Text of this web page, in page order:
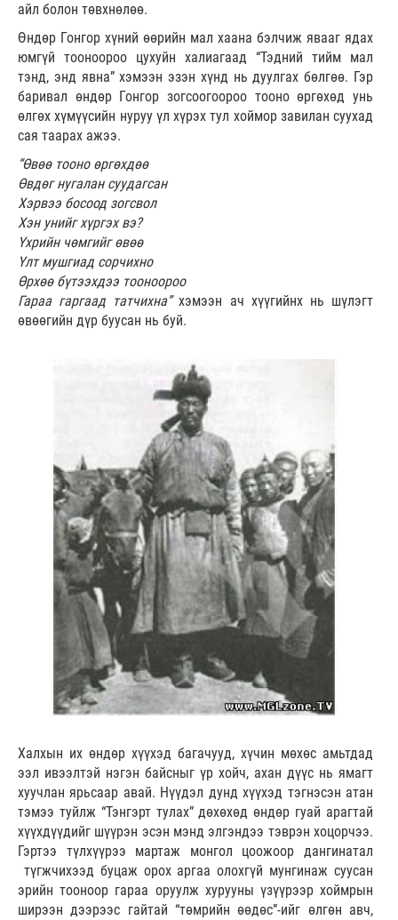
айл болон төвхнөлөө.
Өндөр Гонгор хүний өөрийн мал хаана бэлчиж явааг ядах
юмгүй тооноороо цухуйн халиагаад “Тэдний тийм мал
тэнд, энд явна” хэмээн эзэн хүнд нь дуулгах бөлгөө. Гэр
баривал өндөр Гонгор зогсоогоороо тооно өргөхөд унь
өлгөх хүмүүсийн нуруу үл хүрэх тул хоймор завилан суухад
сая таарах ажээ.
“Өвөө тооно өргөхдөө
Өвдөг нугалан суудагсан
Хэрвээ босоод зогсвол
Хэн унийг хүргэх вэ?
Үхрийн чөмгийг өвөө
Үлт мушгиад сорчихно
Өрхөө бүтээхдээ тооноороо
Гараа гаргаад татчихна”хэмээн ач хүүгийнх нь шүлэгт
өвөөгийн дүр буусан нь буй.
Халхын их өндөр хүүхэд багачууд, хүчин мөхөс амьтдад
ээл ивээлтэй нэгэн байсныг үр хойч, ахан дүүс нь ямагт
хуучлан ярьсаар авай. Нүүдэл дунд хүүхэд тэгнэсэн атан
тэмээ туйлж “Тэнгэрт тулах” дөхөхөд өндөр гуай арагтай
хүүхдүүдийг шүүрэн эсэн мэнд элгэндээ тэврэн хоцорчээ.
Гэртээ түлхүүрээ мартаж монгол цоожоор дангинатал
түгжчихээд буцаж орох аргаа олохгүй мунгинаж суусан
эрийн тооноор гараа оруулж хурууны үзүүрээр хоймрын
ширээн дээрээс гайтай “төмрийн өөдөс”-ийг өлгөн авч,